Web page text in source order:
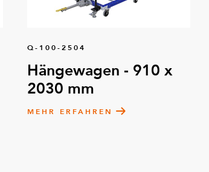
Q-100-2504
Hängewagen - 910 x
2030 mm
MEHR ERFAHREN